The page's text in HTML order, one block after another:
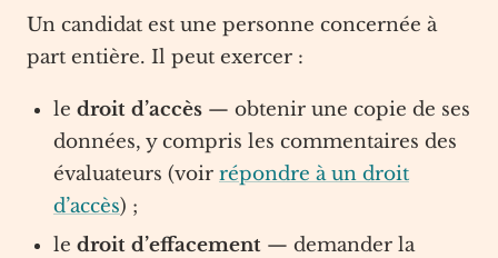
Un candidat est une personne concernée à
part entière. Il peut exercer :
le droit d’accès — obtenir une copie de ses
données, y compris les commentaires des
évaluateurs (voir répondre à un droit
d’accès) ;
le droit d’effacement — demander la